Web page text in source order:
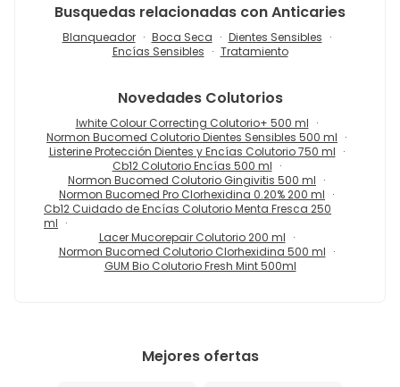
Busquedas relacionadas con Anticaries
Blanqueador Boca Seca
Dientes Sensibles
Encías Sensibles
Tratamiento
Novedades Colutorios
Iwhite Colour Correcting Colutorio+ 500 ml
Normon Bucomed Colutorio Dientes Sensibles 500 ml
Listerine Protección Dientes y Encías Colutorio 750 ml
Cb12 Colutorio Encías 500 ml
Normon Bucomed Colutorio Gingivitis 500 ml
Normon Bucomed Pro Clorhexidina 0.20% 200 ml
Cb12 Cuidado de Encías Colutorio Menta Fresca 250
ml
Lacer Mucorepair Colutorio 200 ml
Normon Bucomed Colutorio Clorhexidina 500 ml
GUM Bio Colutorio Fresh Mint 500ml
Mejores ofertas